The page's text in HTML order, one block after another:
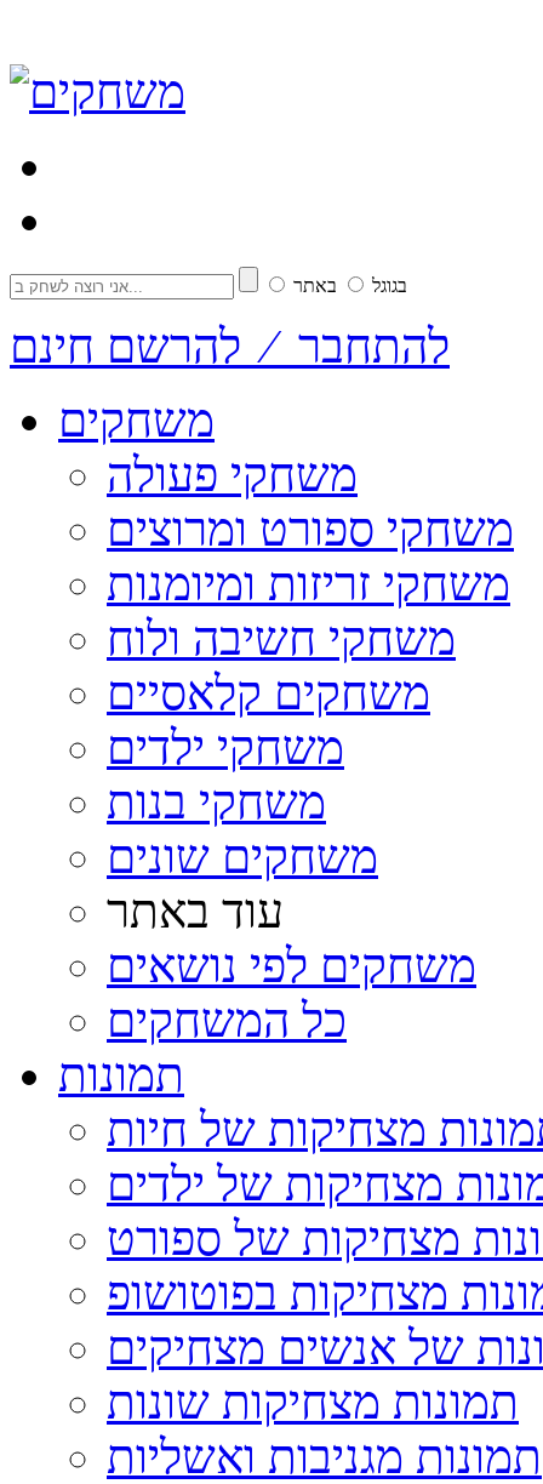
בגוגל באתר
להתחבר ⁄ להרשם חינם
משחקים
משחקי פעולה
משחקי ספורט ומרוצים
משחקי זריזות ומיומנות
משחקי חשיבה ולוח
משחקים קלאסיים
משחקי ילדים
משחקי בנות
משחקים שונים
עוד באתר
משחקים לפי נושאים
כל המשחקים
תמונות
מצחיקות של חיות
מצחיקות של ילדים
מצחיקות של ספורט
מצחיקות בפוטושופ
של אנשים מצחיקים
תמונות מצחיקות שונות
תמונות מגניבות ואשליות